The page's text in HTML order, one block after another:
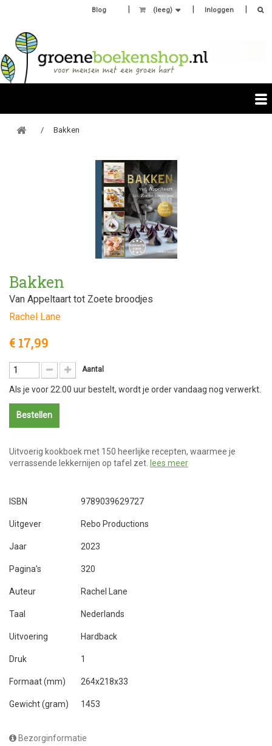
Inloggen
(leeg)
Blog
Bakken
Bakken
Van Appeltaart tot Zoete broodjes
Rachel Lane
€ 17,99
Aantal
Als je voor 22:00 uur bestelt, wordt je order vandaag nog verwerkt.
Bestellen
Uitvoerig kookboek met 150 heerlijke recepten, waarmee je
verrassende lekkernijen op tafel zet. lees meer
ISBN 9789039629727
Uitgever Rebo Productions
Jaar 2023
Pagina's 320
Auteur Rachel Lane
Taal Nederlands
Uitvoering Hardback
Druk 1
Formaat (mm) 264x218x33
Gewicht (gram) 1453
Bezorginformatie